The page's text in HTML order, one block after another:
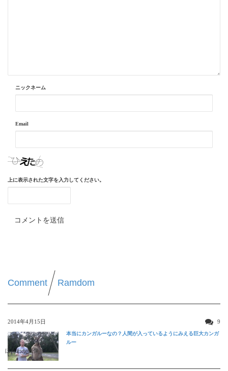
ニックネーム
Email
上に表示された文字を入力してください。
Comment Ramdom
2014年4月15日 9
ほんわか映像
本当にカンガルーなの？人間が入っているようにみえる巨大カンガ
ルー